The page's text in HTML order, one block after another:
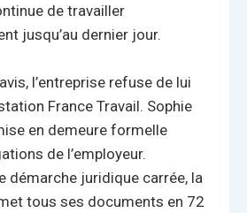
de travailler
jusqu’au dernier jour.
l’entreprise refuse de lui
France Travail. Sophie
en demeure formelle
de l’employeur.
démarche juridique carrée, la
tous ses documents en 72